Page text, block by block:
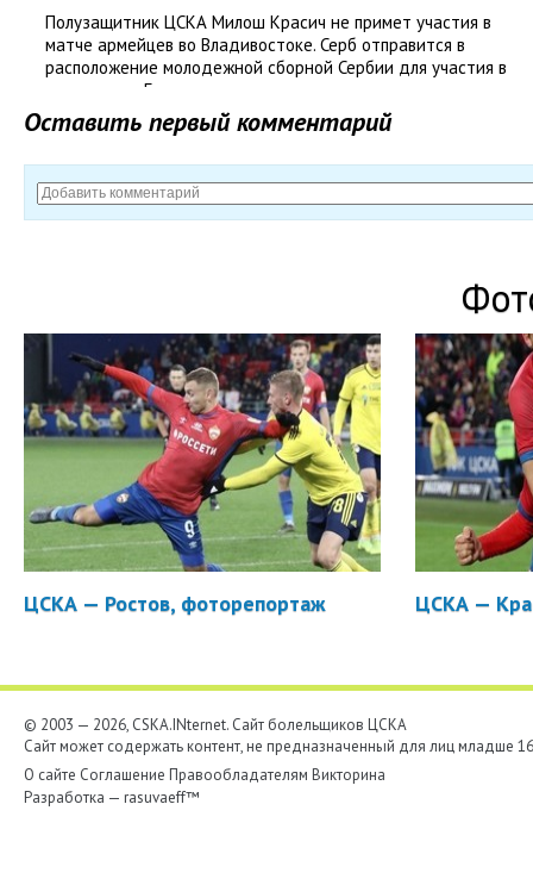
Полузащитник ЦСКА Милош Красич не примет участия в
матче армейцев во Владивостоке. Серб отправится в
расположение молодежной сборной Сербии для участия в
чемпионате Европы.
ЖО:«ПЕРЕД РАЗЛУКОЙ ОБЯЗАН СЫГРАТЬ
ПОЛУЧШЕ»
призваны под знамена бразильской сборной. Как вас
приняли знаменитые соотечественники? - Приняли...
Дуду готов играть
Главный тренер ЦСКА Валерий Газзаев везет на
Тихоокеанское побережье почти весь основной состав,
включая вернувшихся из сборной Бразилии Вагнера и Жо.
Для Вагнера этот матч станет...
опытный полузащитник ЦСКА вернулся в стартовый
состав. Произошло это в последнем перед паузой в
чемпионате матче с "Зенитом"....
Оставить первый комментарий
ЦСКА — Ростов, фоторепортаж ЦСКА —
© 2003 — 2026, CSKA.INternet. Cайт болельщиков ЦСКА
Сайт может содержать контент, не предназначенный для лиц младше
О сайте Соглашение Правообладателям Викторина
Разработка — rasuvaeff™